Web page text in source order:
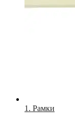
1. Рамки